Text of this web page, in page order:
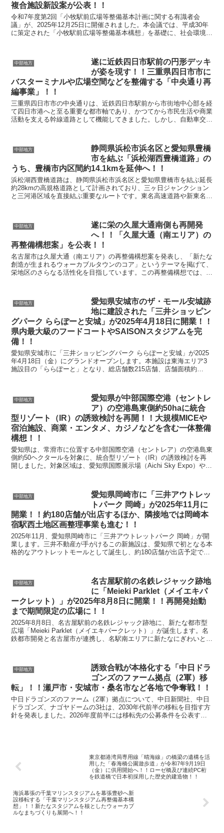
複合施設新設案が公表！！
令和7年度第2回「小牧駅前広場等整備基本計画に関する有識者会
議」が、2025年12月25日に開催されました。本会議では、平成30年
に策定された「小牧駅前広場等整備基本構想」を基礎に、社会環境の
中部地方
遂に近鉄四日市駅前の円形デッキ
が姿を現す！！三重県四日市市に
バスターミナルや広場空間などを整備する「中央通り再
編事業」！！
三重県四日市市の中央通りは、近鉄四日市駅前から市街地中心部を経
て四日市港へと至る重要な都市軸であり、かつてから市民生活や商業
活動を支える幹線道路として機能してきました。しかし、自動車交通
中部地方
静岡県浜松市浜名区と愛知県豊橋
市を結ぶ「浜松湖西豊橋道路」の
うち、豊橋市内区間約14.1kmを延伸へ！！
浜松湖西豊橋道路は、静岡県浜松市浜名区と愛知県豊橋市を結ぶ延長
約28kmの高規格道路として計画されており、三ヶ日ジャンクション
と三河港区域を直接結ぶ重要なルートです。東名高速道路や新東名高
中部地方
遂に栄の久屋大通南側も再開発
へ！！「久屋大通（南エリア）の
再整備構想案」を公表！！
名古屋市は久屋大通（南エリア）の再整備構想案を発表し、「新たな
創造が生まれるウォーカブルタウンのコア」というテーマを掲げて、
栄地区のさらなる活性化を目指しています。この再整備構想では、錦
中部地方
愛知県安城市のザ・モール安城跡
地に建設された「三井ショッピン
グパーク ららぽーと安城」が2025年4月18日に開業！！
県内最大級のフードコートやSAISONスタジアムを完
備！！
愛知県安城市に「三井ショッピングパーク ららぽーと安城」が2025
年4月18日（金）にグランドオープンします。本施設は東海エリア3
施設目の「ららぽーと」となり、総店舗数215店舗、店舗面積約
中部地方
愛知県が中部国際空港（セントレ
ア）の空港島東側約50haに統合
型リゾート（IR）の誘致検討を再開！！大規模MICEや
宿泊施設、商業・エンタメ、カジノなどを含む一体整備
構想！！
愛知県は、常滑市に位置する中部国際空港（セントレア）の空港島東
側約50ヘクタールを対象に、統合型リゾート（IR）の誘致検討を再
開しました。対象区域は、愛知県国際展示場（Aichi Sky Expo）や東
中部地方
愛知県岡崎市に「三井アウトレッ
トパーク 岡崎」が2025年11月に
開業！！約180店舗が出店するほか、隣接地では岡崎本
宿駅西土地区画整理事業も進む！！
2025年11月、愛知県岡崎市に「三井アウトレットパーク 岡崎」が開
業します。三井不動産が手がけるこの新施設は、愛知県で初となる本
格的なアウトレットモールとして誕生し、約180店舗が出店予定で
中部地方
名古屋駅前の名鉄レジャック跡地
に「Meieki Parklet（メイエキパ
ークレット）」が2025年8月8日に開業！！再開発始動
まで期間限定の広場に！！
2025年8月8日、名古屋駅前の名鉄レジャック跡地に、新たな都市型
広場「Meieki Parklet（メイエキパークレット）」が誕生します。名
鉄都市開発と名古屋市が連携し、名駅南エリアに新たなにぎわいと憩
中部地方
誘致合戦が本格化する「中日ドラ
ゴンズのファーム拠点（2軍）移
転」！！瀬戸市・安城市・桑名市など各地で争奪戦！！
中日ドラゴンズのファーム（2軍）拠点について、中日新聞社、中日
ドラゴンズ、ナゴヤドームの3社は、2030年代前半の移転を目指す方
針を発表しました。2026年度前半には移転先の公募条件を公表する
東京都港湾局専用線「晴海線」の橋梁の遺構を活
用した「春海橋公園遊歩道」が令和7年9月19日
（金）に供用開始へ！！ローゼ橋及び連続PC桁
を鉄道橋で日本初採用した歴史的建造物！！
海浜幕張の千葉マリンスタジアムを幕張豊砂へ新
設移転する「千葉マリンスタジアム再整備基本構
想」！！新たなスタジアムを核としたウォーカブ
ルなまちづくりも展開へ！！